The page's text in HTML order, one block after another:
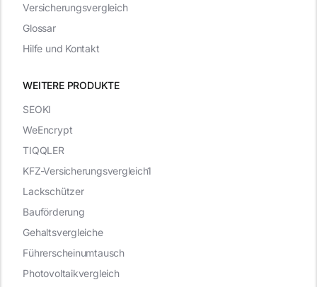
WEITERE PRODUKTE
Versicherungsvergleich
Glossar
Hilfe und Kontakt
SEOKI
WeEncrypt
TIQQLER
KFZ-Versicherungsvergleich1
Lackschützer
Bauförderung
Gehaltsvergleiche
Führerscheinumtausch
Photovoltaikvergleich